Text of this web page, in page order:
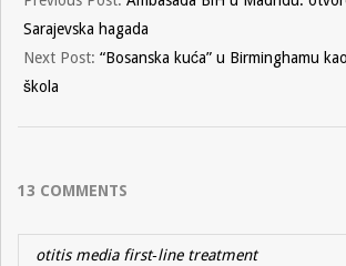
Sarajevska hagada
Next Post: “Bosanska kuća” u Birminghamu
škola
13 COMMENTS
otitis media first‑line treatment